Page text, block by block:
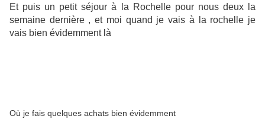
Et puis un petit séjour à la Rochelle pour nous deux la
semaine dernière , et moi quand je vais à la rochelle je
vais bien évidemment là
Où je fais quelques achats bien évidemment